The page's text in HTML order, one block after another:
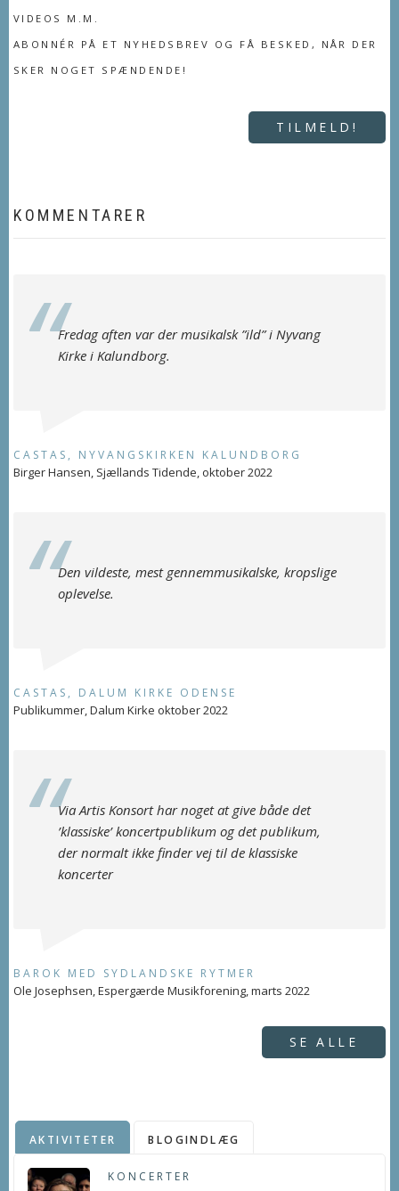
VIDEOS M.M.
ABONNÉR PÅ ET NYHEDSBREV OG FÅ BESKED, NÅR DER
SKER NOGET SPÆNDENDE!
TILMELD!
KOMMENTARER
Fredag aften var der musikalsk ”ild” i Nyvang
Kirke i Kalundborg.
CASTAS, NYVANGSKIRKEN KALUNDBORG
Birger Hansen, Sjællands Tidende, oktober 2022
Den vildeste, mest gennemmusikalske, kropslige
oplevelse.
CASTAS, DALUM KIRKE ODENSE
Publikummer, Dalum Kirke oktober 2022
Via Artis Konsort har noget at give både det
’klassiske’ koncertpublikum og det publikum,
der normalt ikke finder vej til de klassiske
koncerter
BAROK MED SYDLANDSKE RYTMER
Ole Josephsen, Espergærde Musikforening, marts 2022
SE ALLE
AKTIVITETER BLOGINDLÆG
KONCERTER